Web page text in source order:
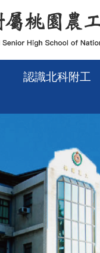
認識北科附工